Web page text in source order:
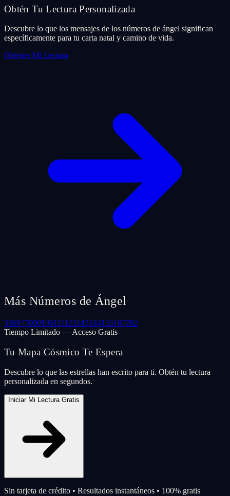
Obtén Tu Lectura Personalizada
Descubre lo que los mensajes de los números de ángel significan
específicamente para tu carta natal y camino de vida.
Obtener Mi Lectura
Más Números de Ángel
336977000106111123143144155187202
Tiempo Limitado — Acceso Gratis
Tu Mapa Cósmico Te Espera
Descubre lo que las estrellas han escrito para ti. Obtén tu lectura
personalizada en segundos.
Iniciar Mi Lectura Gratis
Sin tarjeta de crédito • Resultados instantáneos • 100% gratis